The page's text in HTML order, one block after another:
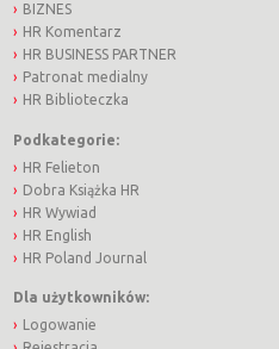
BIZNES
HR Komentarz
HR BUSINESS PARTNER
Patronat medialny
HR Biblioteczka
Podkategorie:
HR Felieton
Dobra Książka HR
HR Wywiad
HR English
HR Poland Journal
Dla użytkowników:
Logowanie